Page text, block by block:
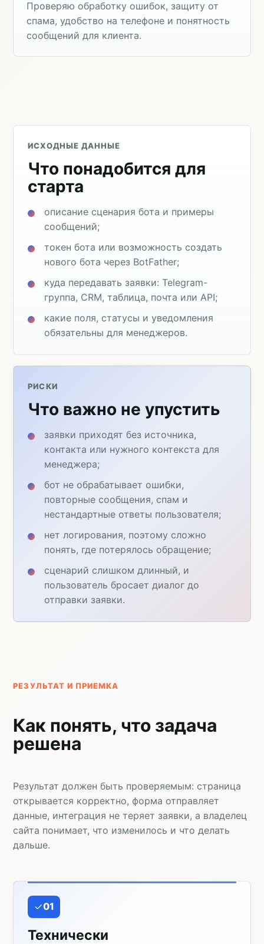
Проверяю обработку ошибок, защиту от
спама, удобство на телефоне и понятность
сообщений для клиента.
ИСХОДНЫЕ ДАННЫЕ
Что понадобится для
старта
описание сценария бота и примеры
сообщений;
токен бота или возможность создать
нового бота через BotFather;
куда передавать заявки: Telegram-
группа, CRM, таблица, почта или API;
какие поля, статусы и уведомления
обязательны для менеджеров.
РИСКИ
Что важно не упустить
заявки приходят без источника,
контакта или нужного контекста для
менеджера;
бот не обрабатывает ошибки,
повторные сообщения, спам и
нестандартные ответы пользователя;
нет логирования, поэтому сложно
понять, где потерялось обращение;
сценарий слишком длинный, и
пользователь бросает диалог до
отправки заявки.
РЕЗУЛЬТАТ И ПРИЕМКА
Как понять, что задача
решена
Результат должен быть проверяемым: страница
открывается корректно, форма отправляет
данные, интеграция не теряет заявки, а владелец
сайта понимает, что изменилось и что делать
дальше.
01
Технически